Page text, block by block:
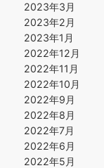
2023年3月
2023年2月
2023年1月
2022年12月
2022年11月
2022年10月
2022年9月
2022年8月
2022年7月
2022年6月
2022年5月